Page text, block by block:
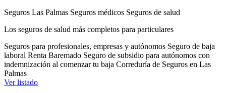
Seguros Las Palmas Seguros médicos Seguros de salud
Los seguros de salud más completos para particulares
Seguros para profesionales, empresas y autónomos Seguro de baja
laboral Renta Baremado Seguro de subsidio para autónomos con
indemnización al comenzar tu baja Correduría de Seguros en Las
Palmas
Ver listado